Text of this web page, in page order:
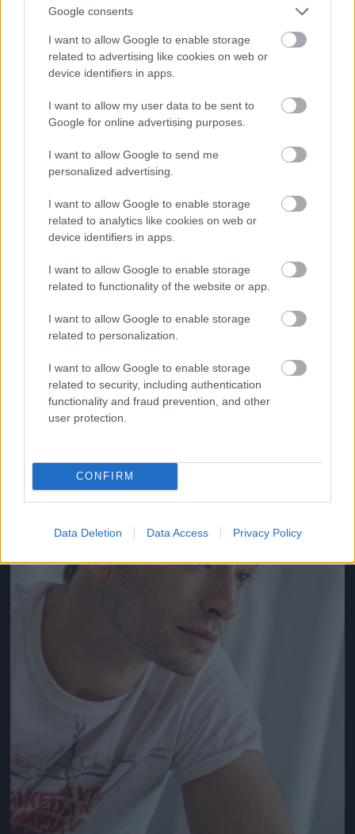
Google consents
I want to allow Google to enable storage
related to advertising like cookies on web or
device identifiers in apps.
I want to allow my user data to be sent to
Google for online advertising purposes.
I want to allow Google to send me
personalized advertising.
I want to allow Google to enable storage
related to analytics like cookies on web or
device identifiers in apps.
I want to allow Google to enable storage
related to functionality of the website or app.
I want to allow Google to enable storage
related to personalization.
I want to allow Google to enable storage
related to security, including authentication
functionality and fraud prevention, and other
user protection.
CONFIRM
Data Deletion Data Access Privacy Policy
Reméljük, ezt a borzasztóan szigorú bőrnadrágot jól
megnézte az előző fotón!
Jön még kép!